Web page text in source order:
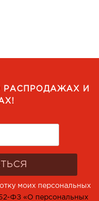
РАСПРОДАЖАХ И
моих персональных
ФЗ «О персональных